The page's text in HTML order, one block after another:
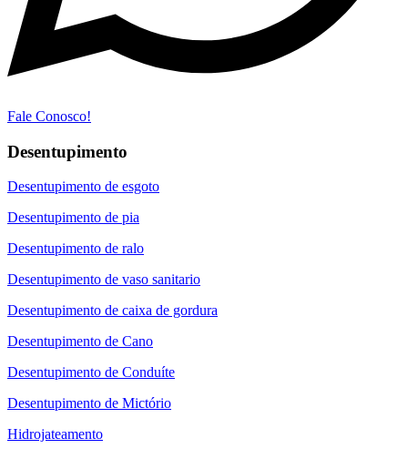
Fale Conosco!
Desentupimento
Desentupimento de esgoto
Desentupimento de pia
Desentupimento de ralo
Desentupimento de vaso sanitario
Desentupimento de caixa de gordura
Desentupimento de Cano
Desentupimento de Conduíte
Desentupimento de Mictório
Hidrojateamento